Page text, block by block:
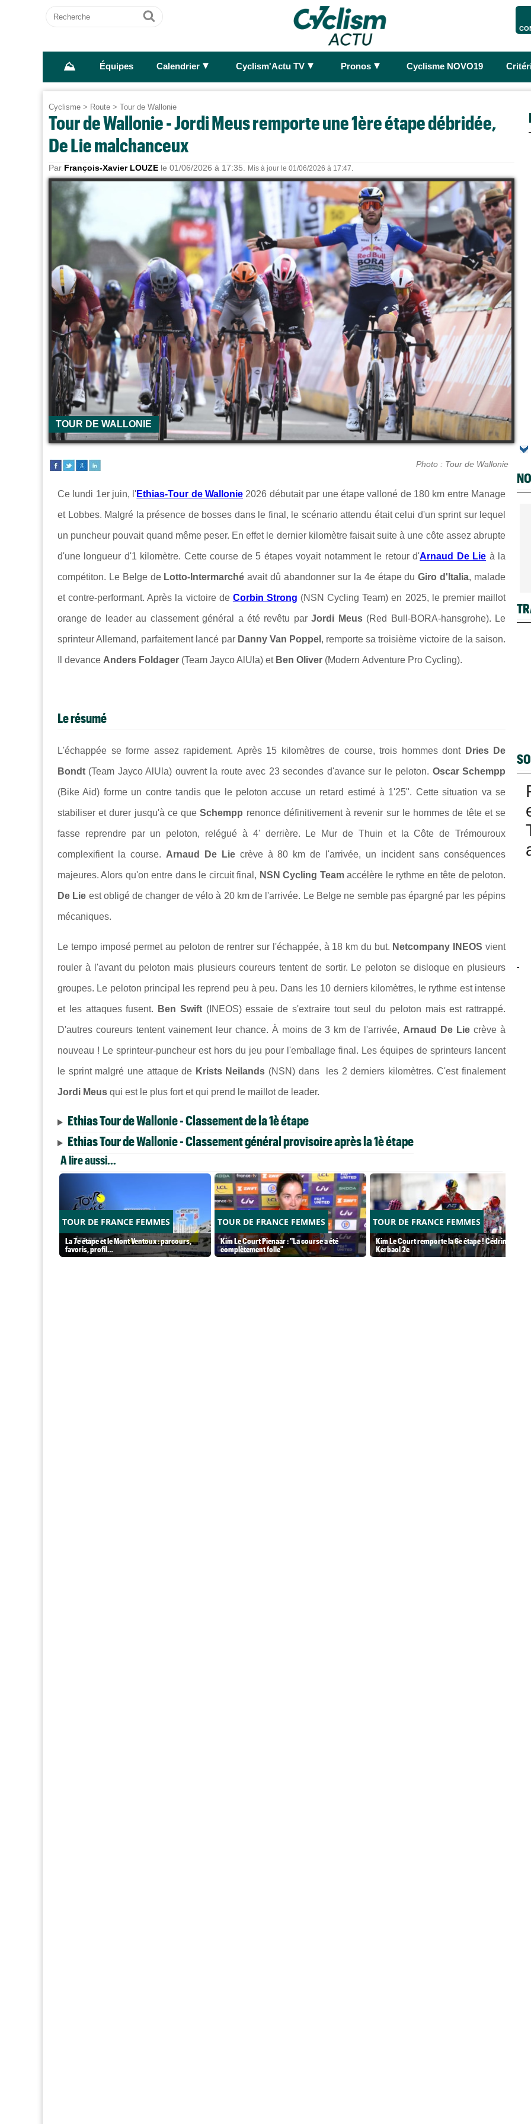
Recherche
Ok
⛰ Équipes Calendrier ► Cyclism'Actu TV ► Pronos ► Cyclisme NOVO19
Cyclisme > Route > Tour de Wallonie
Tour de Wallonie - Jordi Meus remporte une 1ère étape débridée,
De Lie malchanceux
Par François-Xavier LOUZE le 01/06/2026 à 17:35. Mis à jour le 01/06/2026 à 17:47.
TOUR DE WALLONIE
Photo : Tour de Wallonie
Ce lundi 1er juin, l'Ethias-Tour de Wallonie 2026 débutait par une étape valloné de 180 km entre Manage
et Lobbes. Malgré la présence de bosses dans le final, le scénario attendu était celui d'un sprint sur lequel
un puncheur pouvait quand même peser. En effet le dernier kilomètre faisait suite à une côte assez abrupte
d'une longueur d'1 kilomètre. Cette course de 5 étapes voyait notamment le retour d'Arnaud De Lie à la
compétiton. Le Belge de Lotto-Intermarché avait dû abandonner sur la 4e étape duGiro d'Italia, malade
et contre-performant. Après la victoire de Corbin Strong (NSN Cycling Team) en 2025, le premier maillot
orange de leader au classement général a été revêtu parJordi Meus(Red Bull-BORA-hansgrohe). Le
sprinteur Allemand, parfaitement lancé par Danny Van Poppel , remporte sa troisième victoire de la saison.
Il devance Anders Foldager (Team Jayco AlUla) etBen Oliver (Modern Adventure Pro Cycling).
Le résumé
L'échappée se forme assez rapidement. Après 15 kilomètres de course, trois hommes dont Dries De
Bondt (Team Jayco AlUla) ouvrent la route avec 23 secondes d'avance sur le peloton. Oscar Schempp
(Bike Aid) forme un contre tandis que le peloton accuse un retard estimé à 1'25". Cette situation va se
stabiliser et durer jusqu'à ce queSchempp renonce définitivement à revenir sur le hommes de tête et se
fasse reprendre par un peloton, relégué à 4' derrière. Le Mur de Thuin et la Côte de Trémouroux
complexifient la course. Arnaud De Liecrève à 80 km de l'arrivée, un incident sans conséquences
majeures. Alors qu'on entre dans le circuit final, NSN Cycling Teamaccélère le rythme en tête de peloton.
De Lie est obligé de changer de vélo à 20 km de l'arrivée. Le Belge ne semble pas épargné par les pépins
mécaniques.
Le tempo imposé permet au peloton de rentrer sur l'échappée, à 18 km du but. Netcompany INEOS vient
rouler à l'avant du peloton mais plusieurs coureurs tentent de sortir. Le peloton se disloque en plusieurs
groupes. Le peloton principal les reprend peu à peu. Dans les 10 derniers kilomètres, le rythme est intense
et les attaques fusent. Ben Swift(INEOS) essaie de s'extraire tout seul du peloton mais est rattrappé.
D'autres coureurs tentent vainement leur chance. À moins de 3 km de l'arrivée, Arnaud De Liecrève à
nouveau ! Le sprinteur-puncheur est hors du jeu pour l'emballage final. Les équipes de sprinteurs lancent
le sprint malgré une attaque de Krists Neilands (NSN) dans les 2 derniers kilomètres. C'est finalement
Jordi Meus qui est le plus fort et qui prend le maillot de leader.
Ethias Tour de Wallonie - Classement de la 1è étape
Ethias Tour de Wallonie - Classement général provisoire après la 1è étape
A lire aussi...
TOUR DE FRANCE FEMMES
La 7e étape et le Mont Ventoux : parcours,
favoris, profil…
TOUR DE FRANCE FEMMES
Kim Le Court Pienaar : "La course a été
complètement folle"
TOUR DE FRANCE FEMMES
Kim Le Court remporte la 6e étape ! Cédrine
Kerbaol 2e
-